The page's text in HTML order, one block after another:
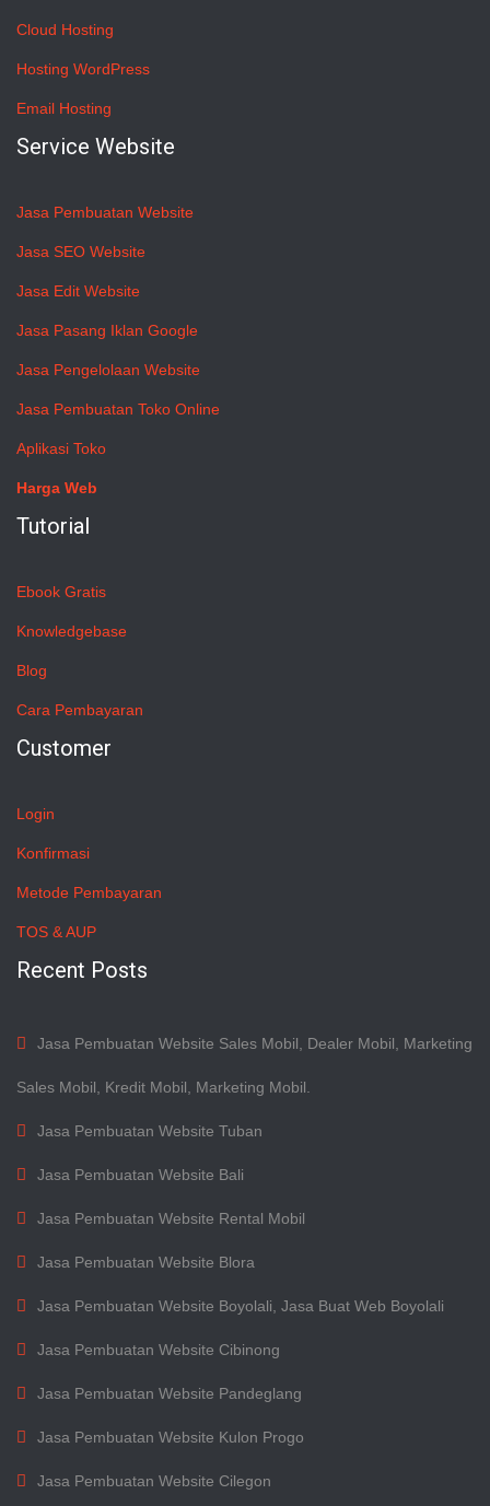
Cloud Hosting
Hosting WordPress
Email Hosting
Service Website
Jasa Pembuatan Website
Jasa SEO Website
Jasa Edit Website
Jasa Pasang Iklan Google
Jasa Pengelolaan Website
Jasa Pembuatan Toko Online
Aplikasi Toko
Harga Web
Tutorial
Ebook Gratis
Knowledgebase
Blog
Cara Pembayaran
Customer
Login
Konfirmasi
Metode Pembayaran
TOS & AUP
Recent Posts
Jasa Pembuatan Website Sales Mobil, Dealer Mobil, Marketing
Sales Mobil, Kredit Mobil, Marketing Mobil.
Jasa Pembuatan Website Tuban
Jasa Pembuatan Website Bali
Jasa Pembuatan Website Rental Mobil
Jasa Pembuatan Website Blora
Jasa Pembuatan Website Boyolali, Jasa Buat Web Boyolali
Jasa Pembuatan Website Cibinong
Jasa Pembuatan Website Pandeglang
Jasa Pembuatan Website Kulon Progo
Jasa Pembuatan Website Cilegon